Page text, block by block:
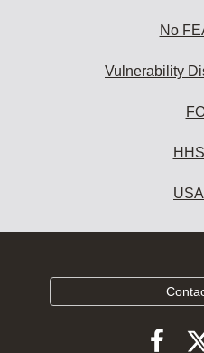
No
Vulnerability